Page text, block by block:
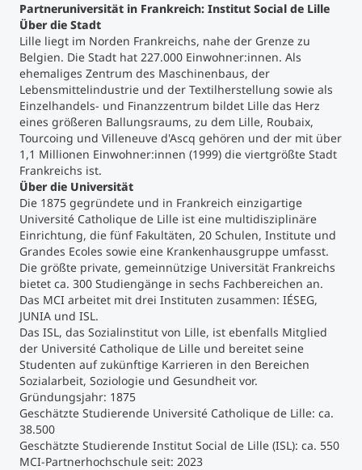
Partneruniversität in Frankreich: Institut Social de Lille
Über die Stadt
Lille liegt im Norden Frankreichs, nahe der Grenze zu
Belgien. Die Stadt hat 227.000 Einwohner:innen. Als
ehemaliges Zentrum des Maschinenbaus, der
Lebensmittelindustrie und der Textilherstellung sowie als
Einzelhandels- und Finanzzentrum bildet Lille das Herz
eines größeren Ballungsraums, zu dem Lille, Roubaix,
Tourcoing und Villeneuve d'Ascq gehören und der mit über
1,1 Millionen Einwohner:innen (1999) die viertgrößte Stadt
Frankreichs ist.
Über die Universität
Die 1875 gegründete und in Frankreich einzigartige
Université Catholique de Lille ist eine multidisziplinäre
Einrichtung, die fünf Fakultäten, 20 Schulen, Institute und
Grandes Ecoles sowie eine Krankenhausgruppe umfasst.
Die größte private, gemeinnützige Universität Frankreichs
bietet ca. 300 Studiengänge in sechs Fachbereichen an.
Das MCI arbeitet mit drei Instituten zusammen: IÉSEG,
JUNIA und ISL.
Das ISL, das Sozialinstitut von Lille, ist ebenfalls Mitglied
der Université Catholique de Lille und bereitet seine
Studenten auf zukünftige Karrieren in den Bereichen
Sozialarbeit, Soziologie und Gesundheit vor.
Gründungsjahr: 1875
Geschätzte Studierende Université Catholique de Lille: ca.
38.500
Geschätzte Studierende Institut Social de Lille (ISL): ca. 550
MCI-Partnerhochschule seit: 2023